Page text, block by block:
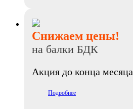
Снижаем цены!
на балки БДК
Акция до конца месяца
Подробнее